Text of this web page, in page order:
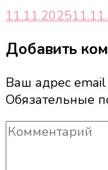
11.11.2025
Добавить
Ваш адрес email
Обязательные
Комментарий